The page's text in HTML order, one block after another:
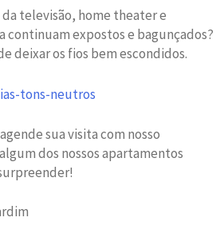
da televisão, home theater e
continuam expostos e bagunçados?
deixar os fios bem escondidos.
sua visita com nosso
dos nossos apartamentos